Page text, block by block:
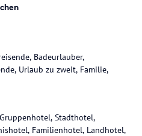
Badeurlauber,
Urlaub zu zweit, Familie,
Stadthotel,
Familienhotel, Landhotel,